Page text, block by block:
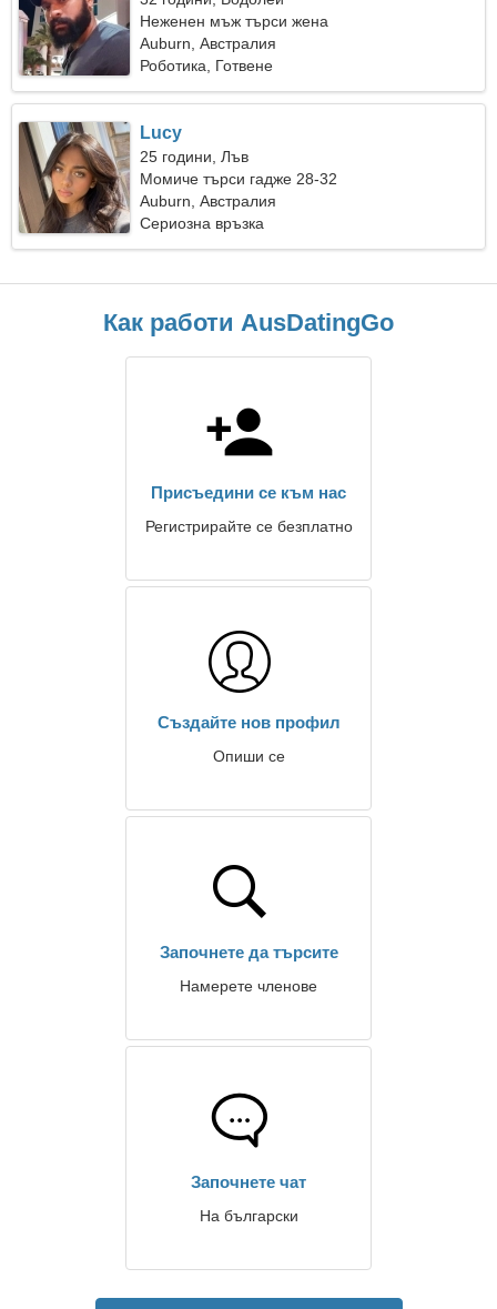
Неженен мъж търси жена
Auburn, Австралия
Роботика, Готвене
Lucy
25 години, Лъв
Момиче търси гадже 28-32
Auburn, Австралия
Сериозна връзка
Как работи AusDatingGo
Присъедини се към нас
Регистрирайте се безплатно
Създайте нов профил
Опиши се
Започнете да търсите
Намерете членове
Започнете чат
На български